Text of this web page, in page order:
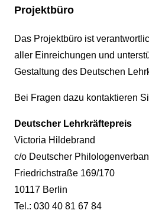
Projektbüro
Das Projektbüro ist
aller Einreichungen und
Gestaltung des Deutschen
Bei Fragen dazu kontaktieren
Deutscher Lehrkräftepreis
Victoria Hildebrand
c/o Deutscher
Friedrichstraße 169/170
10117 Berlin
Tel.: 030 40 81 67 84